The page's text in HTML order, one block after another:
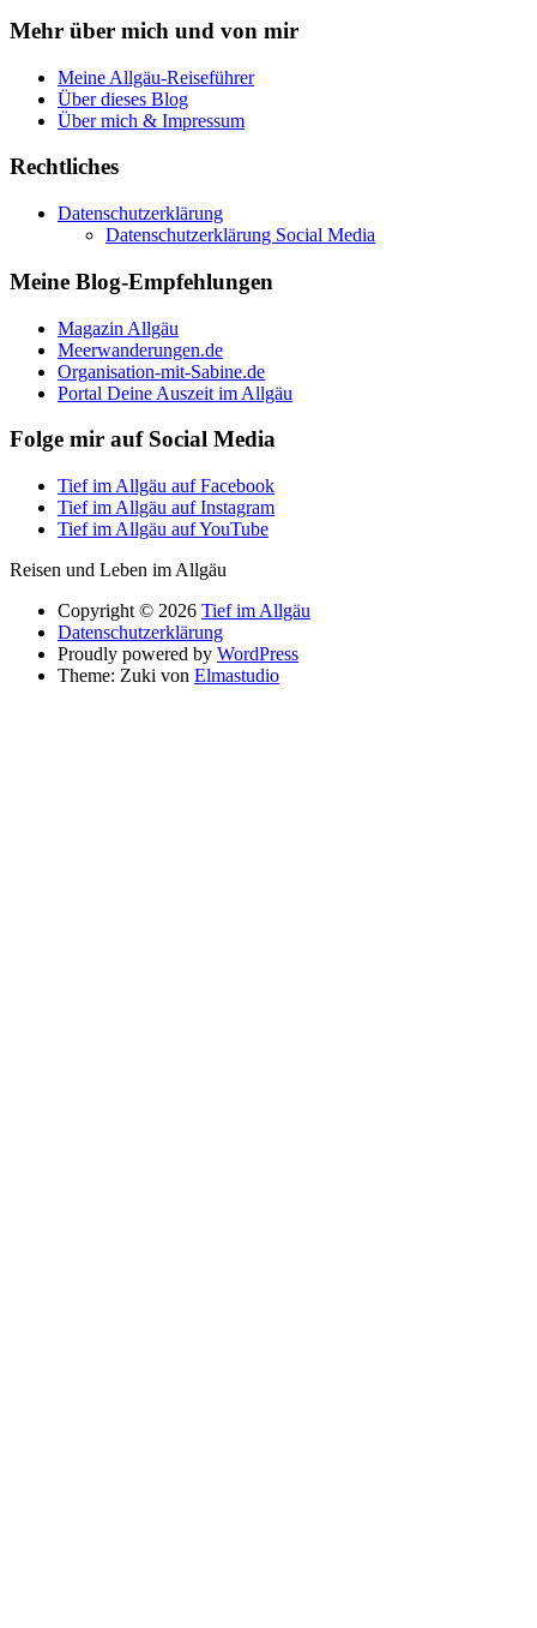
Mehr über mich und von mir
Meine Allgäu-Reiseführer
Über dieses Blog
Über mich & Impressum
Rechtliches
Datenschutzerklärung
Datenschutzerklärung Social Media
Meine Blog-Empfehlungen
Magazin Allgäu
Meerwanderungen.de
Organisation-mit-Sabine.de
Portal Deine Auszeit im Allgäu
Folge mir auf Social Media
Tief im Allgäu auf Facebook
Tief im Allgäu auf Instagram
Tief im Allgäu auf YouTube
Reisen und Leben im Allgäu
Copyright © 2026 Tief im Allgäu
Datenschutzerklärung
Proudly powered by WordPress
Theme: Zuki von Elmastudio